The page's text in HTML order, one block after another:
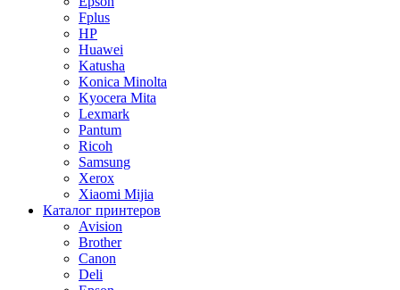
Fplus
HP
Huawei
Katusha
Konica Minolta
Kyocera Mita
Lexmark
Pantum
Ricoh
Samsung
Xerox
Xiaomi Mijia
Каталог принтеров
Avision
Brother
Canon
Deli